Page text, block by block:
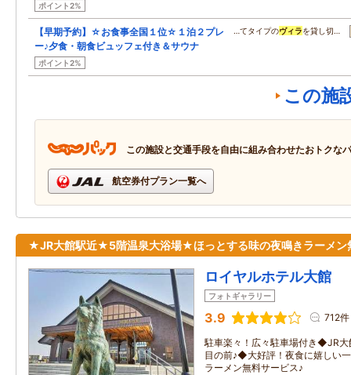
ポイント2%
【早期予約】☆お食事全国１位☆１泊２プレ
ー♪夕食・朝食ビュッフェ付き＆サウナ
ポイント2%
…てタイプのヴィラを貸し切…
この施
この施設と交通手段を自由に組み合わせたおトクな
航空券付プラン一覧へ
★JR大館駅近★5階温泉大浴場★ほっとする味の夜鳴きラーメン
ロイヤルホテル大館
フォトギャラリー
3.9 712件
駐車楽々！広々駐車場付き◆JR
目の前♪◆大好評！夜食に嬉しい
ラーメン無料サービス♪